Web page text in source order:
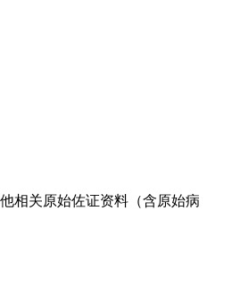
相关原始佐证资料（含原始病